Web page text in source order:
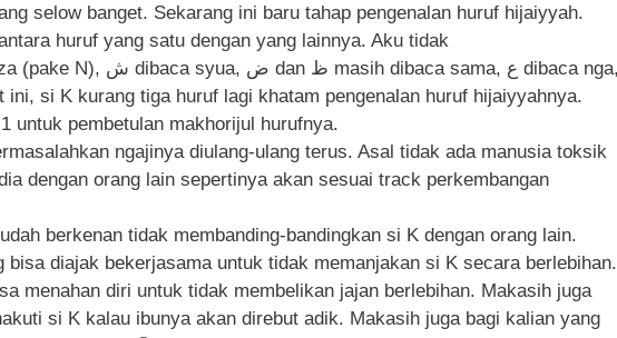
selow banget. Sekarang ini baru tahap pengenalan huruf hijaiyyah.
huruf yang satu dengan yang lainnya. Aku tidak
untuk pembetulan makhorijul hurufnya.
ngajinya diulang-ulang terus. Asal tidak ada manusia toksik
dengan orang lain sepertinya akan sesuai track perkembangan
berkenan tidak membanding-bandingkan si K dengan orang lain.
bisa diajak bekerjasama untuk tidak memanjakan si K secara berlebihan.
menahan diri untuk tidak membelikan jajan berlebihan. Makasih juga
si K kalau ibunya akan direbut adik. Makasih juga bagi kalian yang